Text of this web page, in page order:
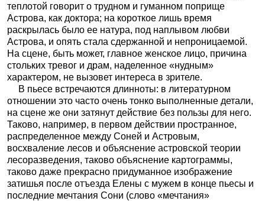
теплотой говорит о трудном и гуманном поприще
Астрова, как доктора; на короткое лишь время
раскрылась было ее натура, под наплывом любви
Астрова, и опять стала сдержанной и непроницаемой.
На сцене, быть может, главное женское лицо, причина
стольких тревог и драм, наделенное «нудным»
характером, не вызовет интереса в зрителе.
В пьесе встречаются длинноты: в литературном
отношении это часто очень тонко выполненные детали,
на сцене же они затянут действие без пользы для него.
Таково, например, в первом действии пространное,
распределенное между Соней и Астровым,
восхваление лесов и объяснение астровской теории
лесоразведения, таково объяснение картограммы,
таково даже прекрасно придуманное изображение
затишья после отъезда Елены с мужем в конце пьесы и
последние мечтания Сони (слово «мечтания»